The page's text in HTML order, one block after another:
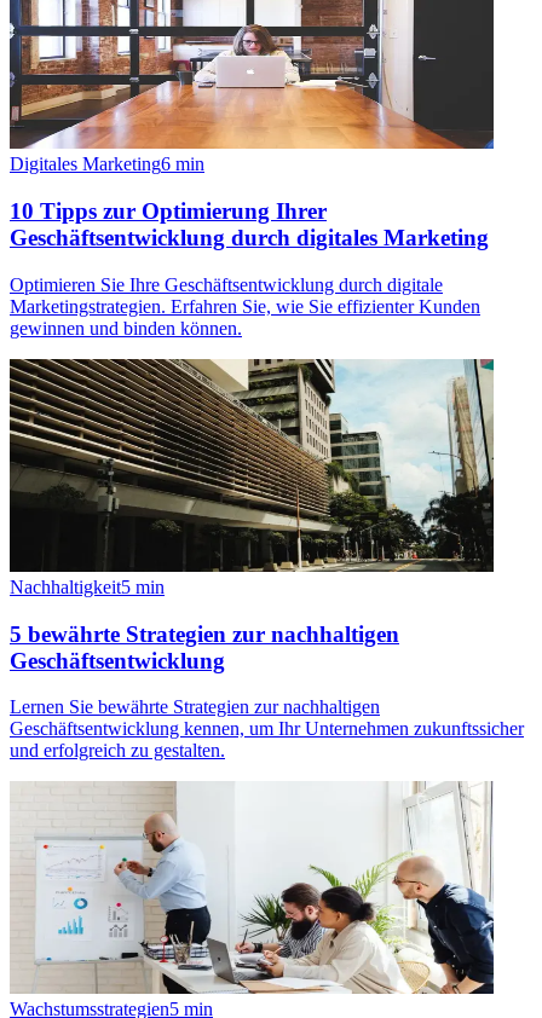
Digitales Marketing6 min
10 Tipps zur Optimierung Ihrer
Geschäftsentwicklung durch digitales Marketing
Optimieren Sie Ihre Geschäftsentwicklung durch digitale
Marketingstrategien. Erfahren Sie, wie Sie effizienter Kunden
gewinnen und binden können.
Nachhaltigkeit5 min
5 bewährte Strategien zur nachhaltigen
Geschäftsentwicklung
Lernen Sie bewährte Strategien zur nachhaltigen
Geschäftsentwicklung kennen, um Ihr Unternehmen zukunftssicher
und erfolgreich zu gestalten.
Wachstumsstrategien5 min